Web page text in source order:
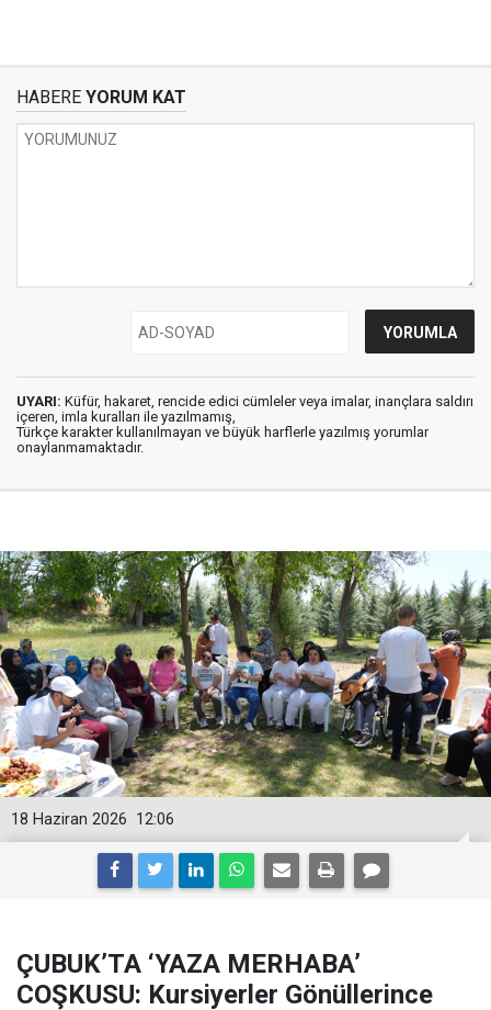
HABERE YORUM KAT
UYARI: Küfür, hakaret, rencide edici cümleler veya imalar, inançlara saldırı
içeren, imla kuralları ile yazılmamış,
Türkçe karakter kullanılmayan ve büyük harflerle yazılmış yorumlar
onaylanmamaktadır.
12:06
18 Haziran 2026
ÇUBUK’TA ‘YAZA MERHABA’
COŞKUSU: Kursiyerler Gönüllerince